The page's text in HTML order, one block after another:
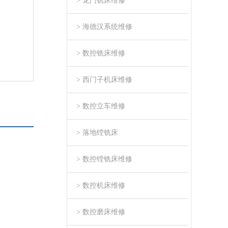
> 海德汉系统维修
> 数控铣床维修
> 西门子机床维修
> 数控立车维修
> 落地镗铣床
> 数控镗铣床维修
> 数控机床维修
> 数控磨床维修